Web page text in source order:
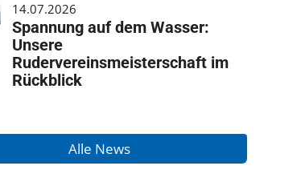
14.07.2026
Spannung auf dem Wasser:
Unsere
Rudervereinsmeisterschaft im
Rückblick
Alle News